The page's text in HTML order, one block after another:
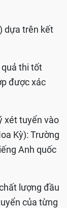
dựa trên kết
thi tốt
được xác
xét tuyển vào
Kỳ): Trường
Anh quốc
lượng đầu
của từng